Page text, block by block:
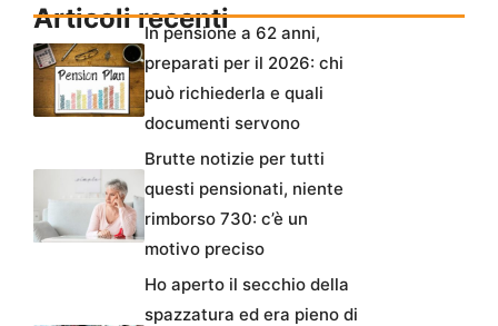
Articoli recentiIn pensione a 62 anni,
preparati per il 2026: chi
può richiederla e quali
documenti servono
Brutte notizie per tutti
questi pensionati, niente
rimborso 730: c’è un
motivo preciso
Ho aperto il secchio della
spazzatura ed era pieno di